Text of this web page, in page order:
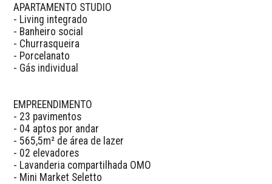
APARTAMENTO STUDIO
- Living integrado
- Banheiro social
- Churrasqueira
- Porcelanato
- Gás individual
EMPREENDIMENTO
- 23 pavimentos
- 04 aptos por andar
- 565,5m² de área de lazer
- 02 elevadores
- Lavanderia compartilhada OMO
- Mini Market Seletto